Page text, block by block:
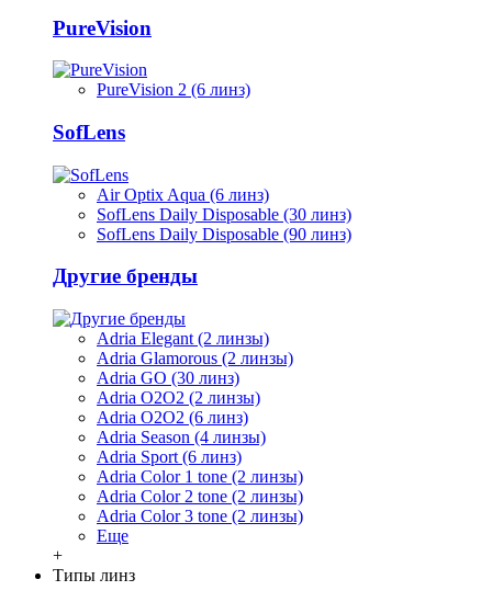
PureVision
PureVision 2 (6 линз)
SofLens
Air Optix Aqua (6 линз)
SofLens Daily Disposable (30 линз)
SofLens Daily Disposable (90 линз)
Другие бренды
Adria Elegant (2 линзы)
Adria Glamorous (2 линзы)
Adria GO (30 линз)
Adria O2O2 (2 линзы)
Adria O2O2 (6 линз)
Adria Season (4 линзы)
Adria Sport (6 линз)
Adria Сolor 1 tone (2 линзы)
Adria Сolor 2 tone (2 линзы)
Adria Сolor 3 tone (2 линзы)
Еще
+
Типы линз